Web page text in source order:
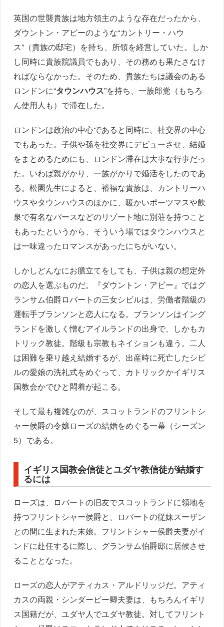
英国の世襲貴族は地方領主のような存在だったから、
ダウントン・アビーのような“カントリー・ハウ
ス”（貴族の邸宅）を持ち、所領を経営していた。しか
し同時に貴族院議員でもあり、その務めも果たさなけ
ればならなかった。そのため、貴族たちは議会のある
ロンドンに“タウンハウス”を持ち、一族郎党（もちろ
ん使用人も）で滞在した。
ロンドンは政治の中心であると同時に、社交界の中心
でもあった。子供や孫を社交界にデビューさせ、結婚
をまとめるためにも、ロンドン滞在は大事な行事だっ
た。いわば親がかり、一族がかりで婚活をしたのであ
る。松園先生によると、裕福な貴族は、カントリーハ
ウスやタウンハウスのほかに、暖かいポーツマスや飲
泉で有名なバースなどのリゾート地に別荘を持つこと
もあったというから、そういう場ではタウンハウスと
は一味違ったロマンスがあったにちがいない。
しかしどんなにお膳立てをしても、子供は親の想定外
の恋人を選ぶものだ。『ダウントン・アビー』ではグ
ランサム伯爵ロバートの三女シビルは、労働者階級の
運転手ブランソンと恋人になる。ブランソンはイング
ランドを激しく憎むアイルランドの出身で、しかもカ
トリック教徒。階級も宗教もネイションも違う。二人
は困難を乗り越え結婚するが、出産時に死亡したシビ
ルの愛娘の洗礼式をめぐって、カトリックかイギリス
国教会かでひと悶着が起こる。
そして最も複雑なのが、スコットランドのフリントシ
ャー侯爵の令嬢ローズの結婚をめぐる一幕（シーズン
5）である。
イギリス国教会信徒とユダヤ教信徒が結婚す
るには
ローズは、ロバートの旧友でスコットランドに領地を
持つフリントシャー侯爵と、ロバートの従妹スーザン
との間に生まれた末娘。フリントシャー侯爵夫妻がイ
ンドに赴任するに際し、グランサム伯爵邸に居候させ
ることとなった。
ローズの恋人がアティカス・アルドリッジだ。アティ
カスの両親・シンダービー卿夫妻は、もちろんイギリ
ス国籍だが、ユダヤ人でユダヤ教徒。対してフリント